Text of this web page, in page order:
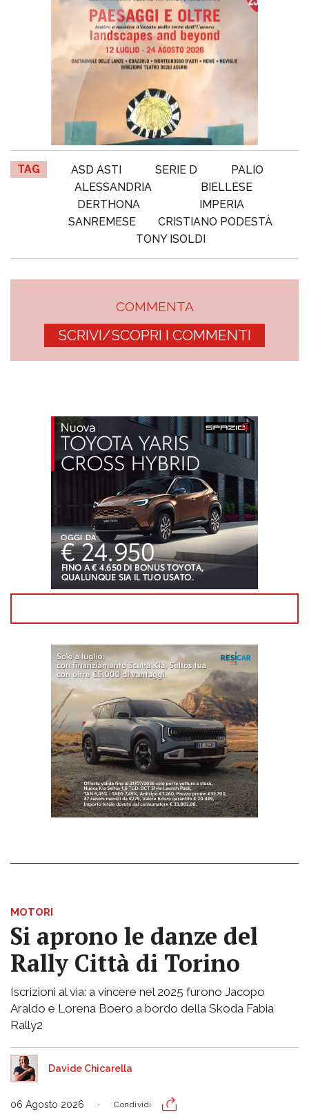
TAG ASD ASTI SERIE D
PALIO
ALESSANDRIA
BIELLESE
DERTHONA
IMPERIA
SANREMESE
CRISTIANO PODESTÀ
TONY ISOLDI
COMMENTA
SCRIVI/SCOPRI I COMMENTI
MOTORI
Si aprono le danze del
Rally Città di Torino
Iscrizioni al via: a vincere nel 2025 furono Jacopo
Araldo e Lorena Boero a bordo della Skoda Fabia
Rally2
Davide Chicarella
06 Agosto 2026 Condividi